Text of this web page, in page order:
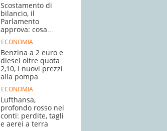
Scostamento di
bilancio, il
Parlamento
approva: cosa
succede adesso
ECONOMIA
Benzina a 2 euro e
diesel oltre quota
2,10, i nuovi prezzi
alla pompa
ECONOMIA
Lufthansa,
profondo rosso nei
conti: perdite, tagli
e aerei a terra